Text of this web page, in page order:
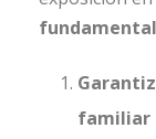
familiar